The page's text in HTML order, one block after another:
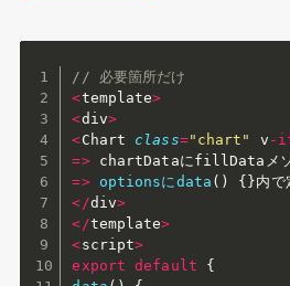
// 必要箇所だけ
<template>
<div>
<Chart class="chart" v -
=>
chartDataにfillDataメソ
=>
optionsにdata ( ) { }
</div>
</template>
<script>
export
default
{